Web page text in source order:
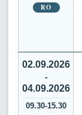
RO
02.09.2026
-
04.09.2026
09.30-15.30